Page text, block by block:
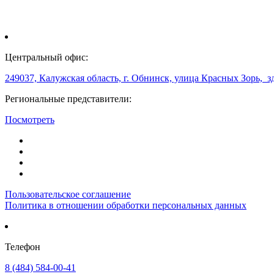
Центральный офис:
249037, Калужская область, г. Обнинск, улица Красных Зорь,
Региональные представители:
Посмотреть
Пользовательское соглашение
Политика в отношении обработки персональных данных
Телефон
8 (484) 584-00-41